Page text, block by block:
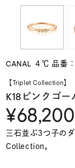
ト
着用シーン
CANAL ４℃ 品番：
【Triplet Collection】
K18ピンクゴ
¥68,200
三石並ぶ3つ子の
Collection。